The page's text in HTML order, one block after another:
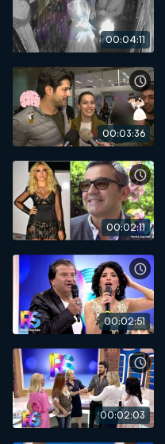
00:04:11
00:03:36
00:02:11
00:02:51
00:02:03